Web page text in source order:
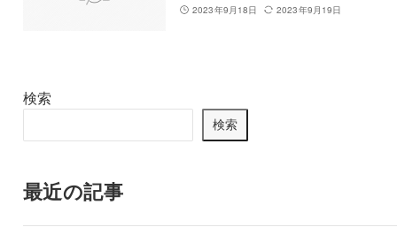
2023年9月18日 2023年9月19日
検索
検索
最近の記事